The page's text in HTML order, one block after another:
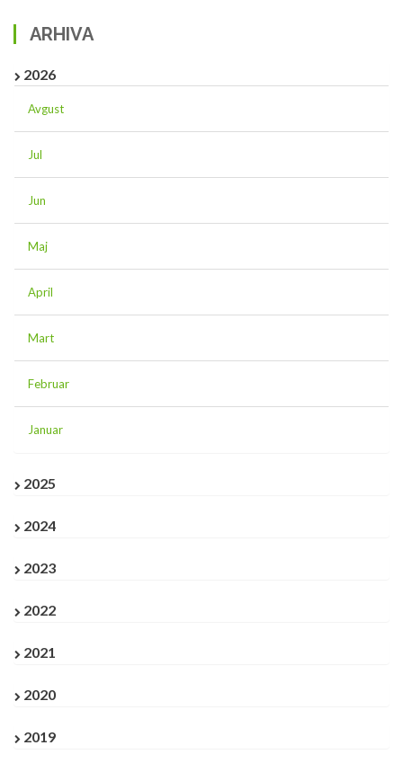
ARHIVA
2026
Avgust
Jul
Jun
Maj
April
Mart
Februar
Januar
2025
2024
2023
2022
2021
2020
2019